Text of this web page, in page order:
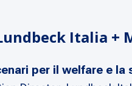
Italia +
per il welfare e la